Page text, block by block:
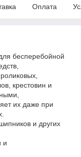
Оплата
бесперебойной
крестовин и
их даже при
и других
и